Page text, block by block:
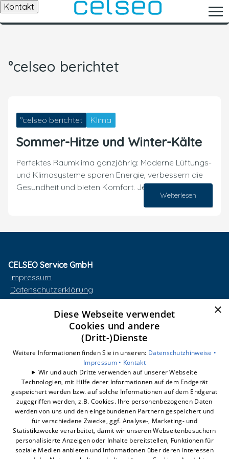
Kontakt
°celseo berichtet
°celseo berichtet Klima
Sommer-Hitze und Winter-Kälte
Perfektes Raumklima ganzjährig: Moderne Lüftungs-
und Klimasysteme sparen Energie, verbessern die
Gesundheit und bieten Komfort. Jetzt informieren!
Weiterlesen
CELSEO Service GmbH
Impressum
Datenschutzerklärung
AGB
Barrierefreiheitserklärung
smart-box
Photovoltaik
Dynamischer Stromtarif
E-Mobilität
Unternehmen
×
Diese Webseite verwendet
Cookies und andere
(Dritt-)Dienste
Weitere Informationen finden Sie in unseren: Datenschutzhinweise •
Impressum • Kontakt
Wir und auch Dritte verwenden auf unserer Webseite
Technologien, mit Hilfe derer Informationen auf dem Endgerät
gespeichert werden bzw. auf solche Informationen auf dem Endgerät
zugegriffen werden, z.B. Cookies. Ihre personenbezogenen Daten
werden von uns und den eingebundenen Partnern gespeichert und
für verschiedene Zwecke, ggf. Analyse-, Marketing- und
Statistikzwecke verarbeitet, damit wir unseren Webseitenbesuchern
personalisierte Anzeigen oder Inhalte bereitstellen, Funktionen für
soziale Medien anbieten und Informationen über deren Interessen